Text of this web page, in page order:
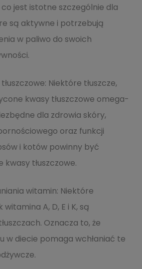
co jest istotne szczególnie dla
są aktywne i potrzebują
w paliwo do swoich
Niektóre tłuszcze,
kwasy tłuszczowe omega-
dla zdrowia skóry,
oraz funkcji
i kotów powinny być
kwasy tłuszczowe.
witamin: Niektóre
A, D, E i K, są
Oznacza to, że
w diecie pomaga wchłaniać te